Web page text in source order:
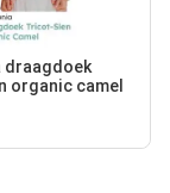
draagdoek
organic camel